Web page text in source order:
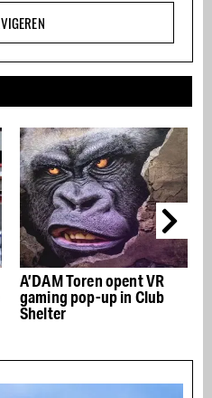
A’DAM Toren opent VR
gaming pop-up in Club
Shelter